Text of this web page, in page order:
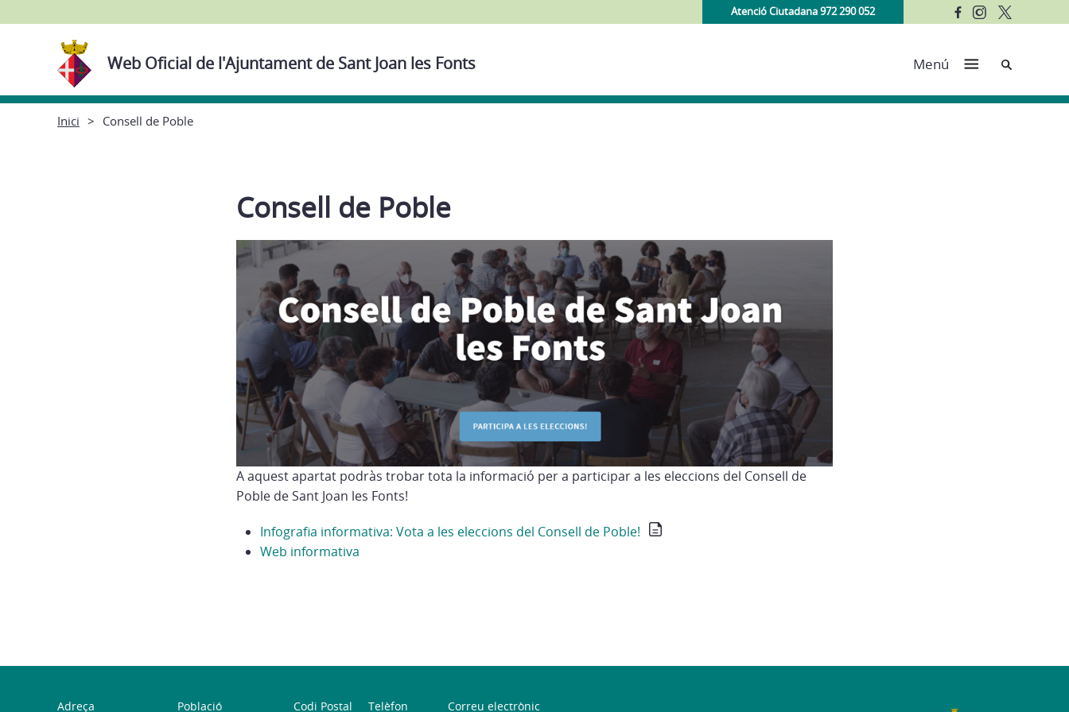
Atenció Ciutadana 972 290 052
Web Oficial de l'Ajuntament de Sant Joan les Fonts Menú Cerca
Inici Consell de Poble
Consell de Poble
A aquest apartat podràs trobar tota la informació per a participar a les eleccions del Consell de
Poble de Sant Joan les Fonts!
Infografia informativa: Vota a les eleccions del Consell de Poble!
Web informativa
Adreça Població Codi Postal Telèfon Correu electrònic